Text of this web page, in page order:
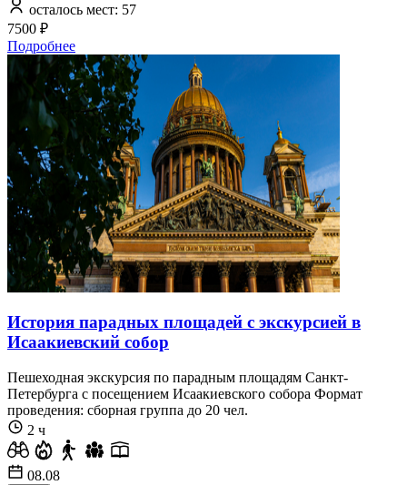
осталось мест: 57
7500 ₽
Подробнее
История парадных площадей с экскурсией в
Исаакиевский собор
Пешеходная экскурсия по парадным площадям Санкт-
Петербурга с посещением Исаакиевского собора Формат
проведения: сборная группа до 20 чел.
2 ч
08.08